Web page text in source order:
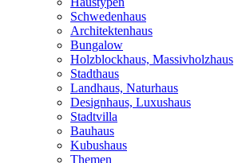
Schwedenhaus
Architektenhaus
Bungalow
Holzblockhaus, Massivholzhaus
Stadthaus
Landhaus, Naturhaus
Designhaus, Luxushaus
Stadtvilla
Bauhaus
Kubushaus
Themen